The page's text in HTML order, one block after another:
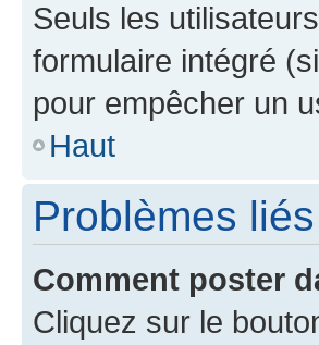
Seuls les
formulaire intégré
pour empêcher un
Haut
Problèmes
Comment poster
Cliquez sur le